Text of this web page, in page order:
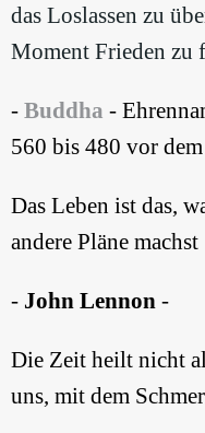
das Loslassen zu
Moment Frieden zu
- Buddha -
560 bis 480 vor
Das Leben ist das,
andere Pläne machst
- John Lennon -
Die Zeit heilt nicht
uns, mit dem